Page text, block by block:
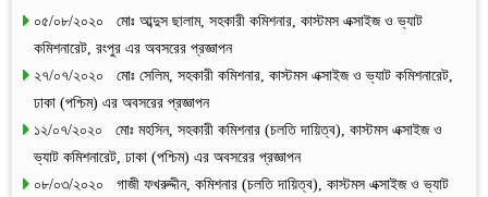
০৫/০৮/২০২০ মোঃ আব্দুস ছালাম, সহকারী কমিশনার, কাস্টমস এক্সাইজ ও ভ্যাট
কমিশনারেট, রংপুর এর অবসরের প্রজ্ঞাপন
২৭/০৭/২০২০ মোঃ সেলিম, সহকারী কমিশনার, কাস্টমস এক্সাইজ ও ভ্যাট কমিশনারেট,
ঢাকা (পশ্চিম) এর অবসরের প্রজ্ঞাপন
১২/০৭/২০২০ মোঃ মহসিন, সহকারী কমিশনার (চলতি দায়িত্ব), কাস্টমস এক্সাইজ ও
ভ্যাট কমিশনারেট, ঢাকা (পশ্চিম) এর অবসরের প্রজ্ঞাপন
০৮/০৩/২০২০ গাজী ফখরুদ্দীন, কমিশনার (চলতি দায়িত্ব), কাস্টমস এক্সাইজ ও ভ্যাট